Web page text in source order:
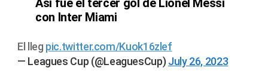
Así fue el tercer gol de Lionel Messi
con Inter Miami
El lleg pic.twitter.com/Kuok16zlef
— Leagues Cup (@LeaguesCup) July 26, 2023